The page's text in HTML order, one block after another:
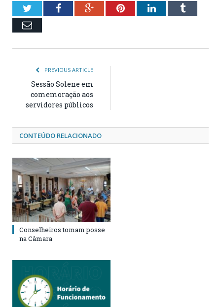
TwitterFacebookGoogle+PinterestLinkedInTumblr
Email
PREVIOUS ARTICLE
Sessão Solene em
comemoração aos
servidores públicos
CONTEÚDO RELACIONADO
Conselheiros tomam posse
na Câmara